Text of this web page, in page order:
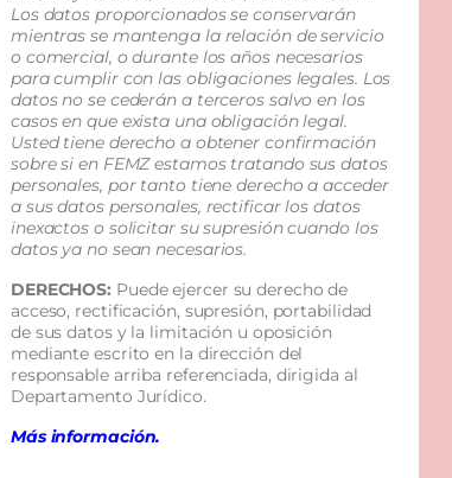
Los datos proporcionados se conservarán
mientras se mantenga la relación de servicio
o comercial, o durante los años necesarios
para cumplir con las obligaciones legales. Los
datos no se cederán a terceros salvo en los
casos en que exista una obligación legal.
Usted tiene derecho a obtener confirmación
sobre si en FEMZ estamos tratando sus datos
personales, por tanto tiene derecho a acceder
a sus datos personales, rectificar los datos
inexactos o solicitar su supresión cuando los
datos ya no sean necesarios.
DERECHOS: Puede ejercer su derecho de
acceso, rectificación, supresión, portabilidad
de sus datos y la limitación u oposición
mediante escrito en la dirección del
responsable arriba referenciada, dirigida al
Departamento Jurídico.
Más información.